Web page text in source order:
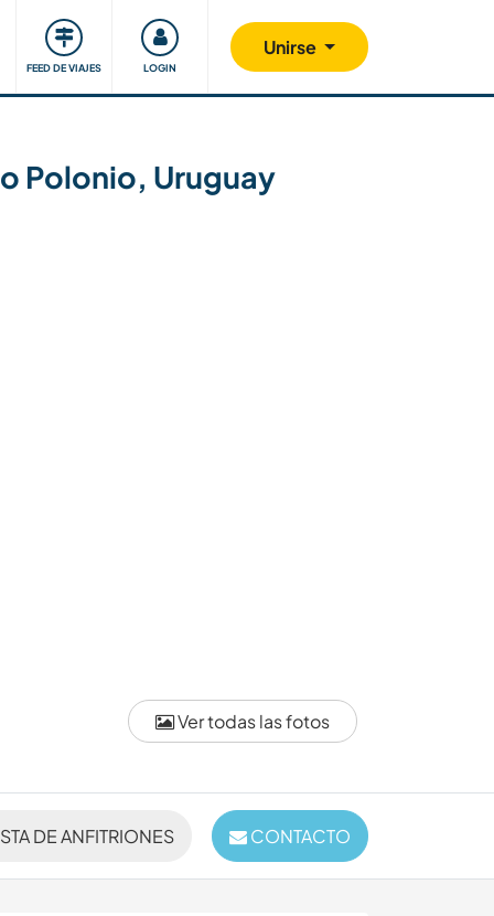
FEED DE VIAJES LOGIN
Unirse
Comunidad Nos implicamos
Ver todas las fotos
Polonio, Uruguay
DE ANFITRIONES CONTACTO